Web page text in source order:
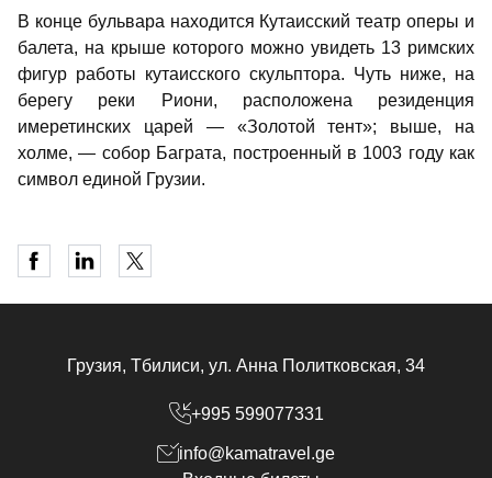
В конце бульвара находится Кутаисский театр оперы и
балета, на крыше которого можно увидеть 13 римских
фигур работы кутаисского скульптора. Чуть ниже, на
берегу реки Риони, расположена резиденция
имеретинских царей — «Золотой тент»; выше, на
холме, — собор Баграта, построенный в 1003 году как
символ единой Грузии.
Грузия, Тбилиси, ул. Анна Политковская, 34
+995 599077331
info@kamatravel.ge